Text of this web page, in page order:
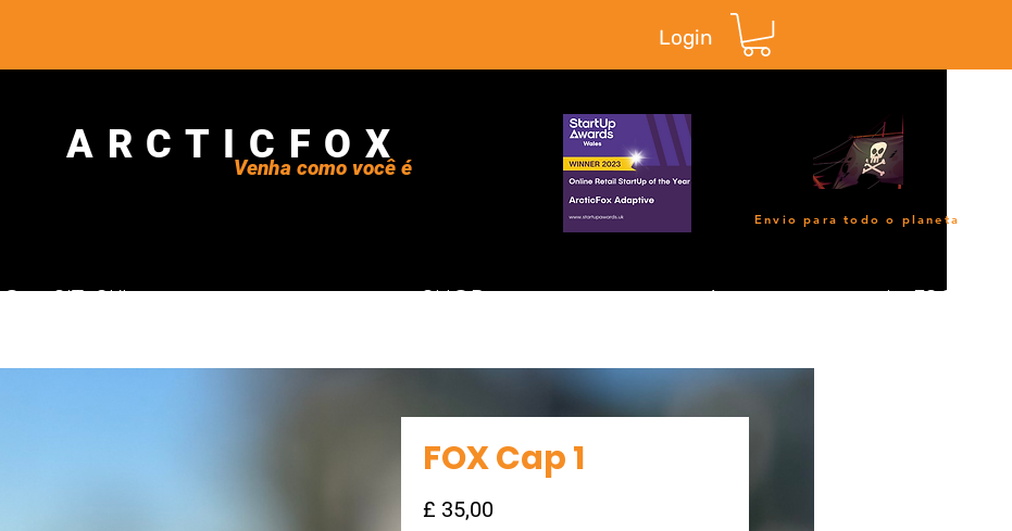
Login
ARCTICFOX
Venha como você é
Envio para todo o planeta
Our SIT-SKI SHOP A construção de ESQUI
FOX Cap 1
£ 35,00Preço